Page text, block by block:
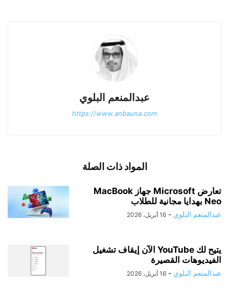
عبدالمنعم البلوي
https://www.anbauna.com
المواد ذات الصلة
تعارض Microsoft جهاز MacBook
Neo بهدايا مجانية للطلاب
عبدالمنعم البلوي - 16 أبريل، 2026
يتيح لك YouTube الآن إيقاف تشغيل
الفيديوهات القصيرة
عبدالمنعم البلوي - 16 أبريل، 2026